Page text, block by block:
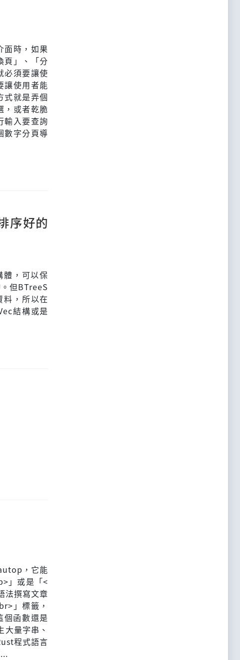
面時，如果
頁」、「分
必須要讓使
讓使用者能
式就是弄個
，或者乾脆
輸入要查詢
數字分頁導
序好的
，可以保
但BTreeS
，所以在
結構或是
，它能
」或是「<
法撰寫文章
」標籤，
個函數還是
量字串、
程式語言